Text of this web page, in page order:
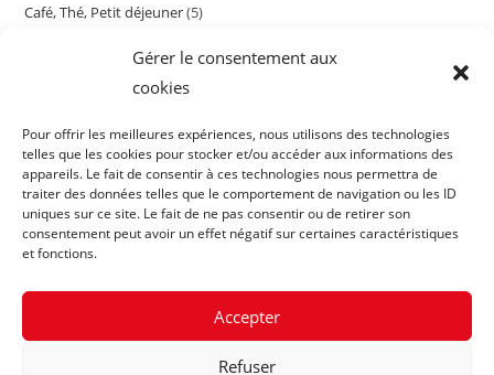
Gérer le consentement aux
cookies
Pour offrir les meilleures expériences, nous utilisons des technologies
telles que les cookies pour stocker et/ou accéder aux informations des
appareils. Le fait de consentir à ces technologies nous permettra de
traiter des données telles que le comportement de navigation ou les ID
uniques sur ce site. Le fait de ne pas consentir ou de retirer son
consentement peut avoir un effet négatif sur certaines caractéristiques
et fonctions.
Accepter
Refuser
produits
Café, Thé, Petit déjeuner 55
produits
Contenants Divers 1616
produits
Matériels fruits de mer 55